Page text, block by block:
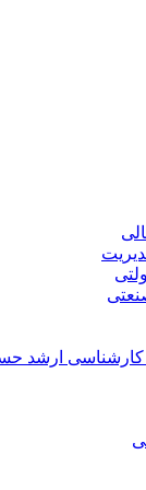
کارشناسی ارشد